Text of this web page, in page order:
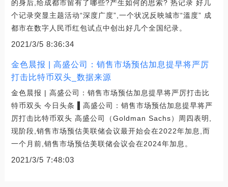
的身后,给成都市留有了哪些?产生如何的思索? 热记录 好几
个记录突显主题活动“深度广度”,一个状况反映城市“溫度” 成
都市在数字人民币红包试点中创出好几个全国纪录。
2021/3/5 8:36:34
金色晨报 | 高盛公司：销售市场预估加息提早将严厉
打击比特币双头_数据来源
金色晨报 | 高盛公司：销售市场预估加息提早将严厉打击比
特币双头 今日头条 ▌高盛公司：销售市场预估加息提早将严
厉打击比特币双头 高盛公司（Goldman Sachs）周四表明,
现阶段,销售市场预估美联储会议最开始会在2022年加息,而
一个月前,销售市场预估美联储会议会在2024年加息。
2021/3/5 7:48:03